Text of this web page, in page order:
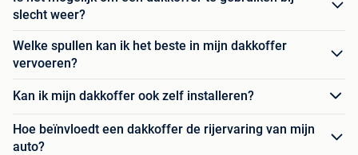
slecht weer?
Welke spullen kan ik het beste in mijn dakkoffer
vervoeren?
Kan ik mijn dakkoffer ook zelf installeren?
Hoe beïnvloedt een dakkoffer de rijervaring van mijn
auto?